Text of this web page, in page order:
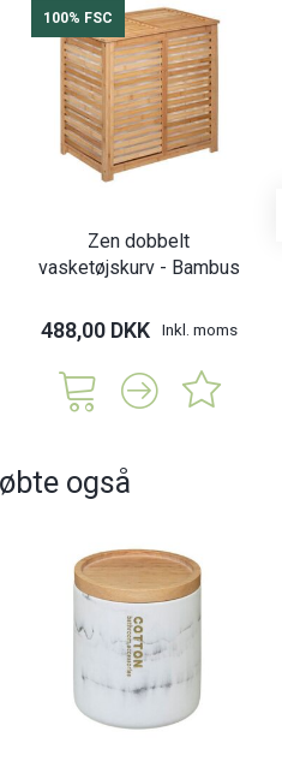
100% FSC
Zen dobbelt
vasketøjskurv - Bambus
488,00 DKK Inkl. moms
også